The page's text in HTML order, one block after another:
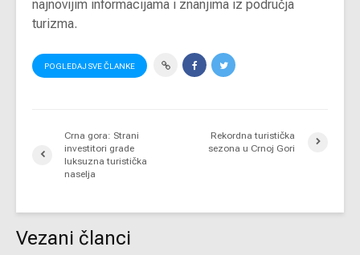
najnovijim informacijama i znanjima iz područja
turizma.
POGLEDAJ SVE ČLANKE
Crna gora: Strani
investitori grade
luksuzna turistička
naselja
Rekordna turistička
sezona u Crnoj Gori
Vezani članci